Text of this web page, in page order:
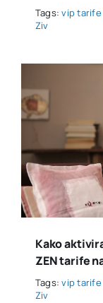
Tags:vip
Ziv
Kako
ZEN tarife
Tags:vip
Ziv